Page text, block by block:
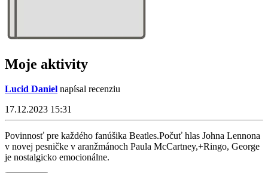
Moje aktivity
Lucid Daniel napísal recenziu
17.12.2023 15:31
Povinnosť pre každého fanúšika Beatles.Počuť hlas Johna Lennona
v novej pesničke v aranžmánoch Paula McCartney,+Ringo, George
je nostalgicko emocionálne.